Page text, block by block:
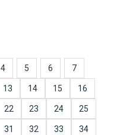
4 5 6 7
13 14 15 16
22 23 24 25
31 32 33 34